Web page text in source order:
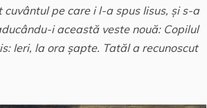
pe care i l-a spus Iisus, şi s-a
i această veste nouă: Copilul
: Ieri, la ora şapte. Tatăl a recunoscut